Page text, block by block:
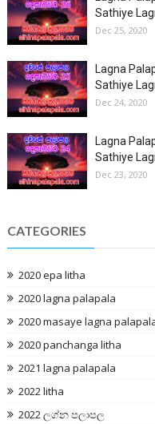
Sathiye
Dec 25, 2020
Lagna
Sathiye
Dec 24, 2020
Lagna
Sathiye
Dec 23, 2020
CATEGORIES
2020 epa litha
2020 lagna palapala
2020 masaye lagna
2020 panchanga litha
2021 lagna palapala
2022 litha
2022 ලග්න පලාපල